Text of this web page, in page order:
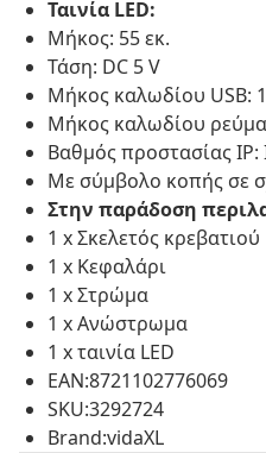
Ταινία LED:
Μήκος: 55 εκ.
Τάση: DC 5 V
Μήκος καλωδίου USB:
Μήκος καλωδίου
Βαθμός προστασίας IP:
Με σύμβολο κοπής σε
Στην παράδοση
1 x Σκελετός κρεβατιού
1 x Κεφαλάρι
1 x Στρώμα
1 x Ανώστρωμα
1 x ταινία LED
EAN:8721102776069
SKU:3292724
Brand:vidaXL